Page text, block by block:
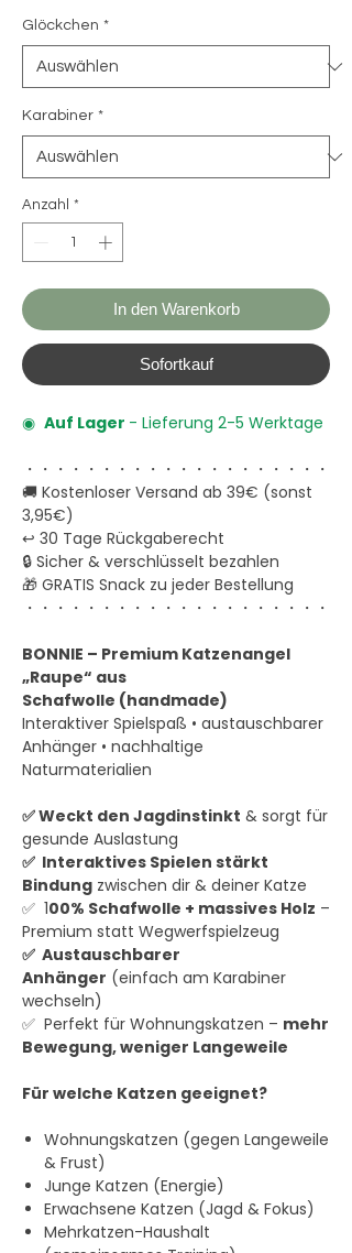
Glöckchen *
Karabiner *
Anzahl *
In den Warenkorb
Sofortkauf
◉ Auf Lager - Lieferung 2-5 Werktage
・・・・・・・・・・・・・・・・・・・・
🚚 Kostenloser Versand ab 39€ (sonst
3,95€)
↩️ 30 Tage Rückgaberecht
🔒 Sicher & verschlüsselt bezahlen
🎁 GRATIS Snack zu jeder Bestellung
・・・・・・・・・・・・・・・・・・・・
BONNIE – Premium Katzenangel
„Raupe“ aus
Schafwolle (handmade)
Interaktiver Spielspaß • austauschbarer
Anhänger • nachhaltige
Naturmaterialien
✅ Weckt den Jagdinstinkt & sorgt für
gesunde Auslastung
✅ Interaktives Spielen stärkt
Bindung zwischen dir & deiner Katze
✅ 100% Schafwolle + massives Holz –
Premium statt Wegwerfspielzeug
✅ Austauschbarer
Anhänger (einfach am Karabiner
wechseln)
✅ Perfekt für Wohnungskatzen – mehr
Bewegung, weniger Langeweile
Für welche Katzen geeignet?
Wohnungskatzen (gegen Langeweile
& Frust)
Junge Katzen (Energie)
Erwachsene Katzen (Jagd & Fokus)
Mehrkatzen-Haushalt